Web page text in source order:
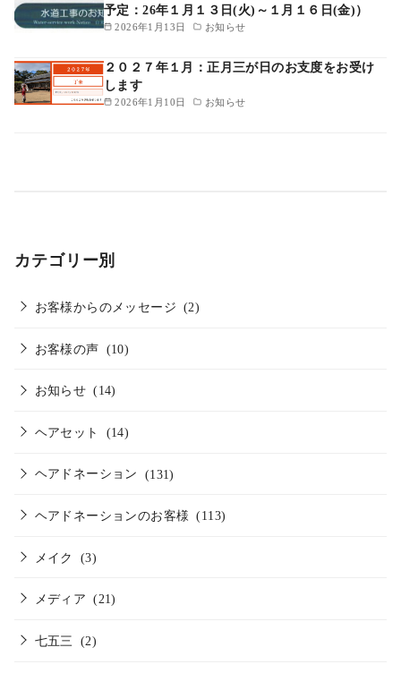
2026年1月13日 お知らせ
予定：26年１月１３日(火)～１月１６日(金)）
2026年1月10日 お知らせ
２０２７年１月：正月三が日のお支度をお受け
します
カテゴリー別
お客様からのメッセージ (2)
お客様の声 (10)
お知らせ (14)
ヘアセット (14)
ヘアドネーション (131)
ヘアドネーションのお客様 (113)
メイク (3)
メディア (21)
七五三 (2)